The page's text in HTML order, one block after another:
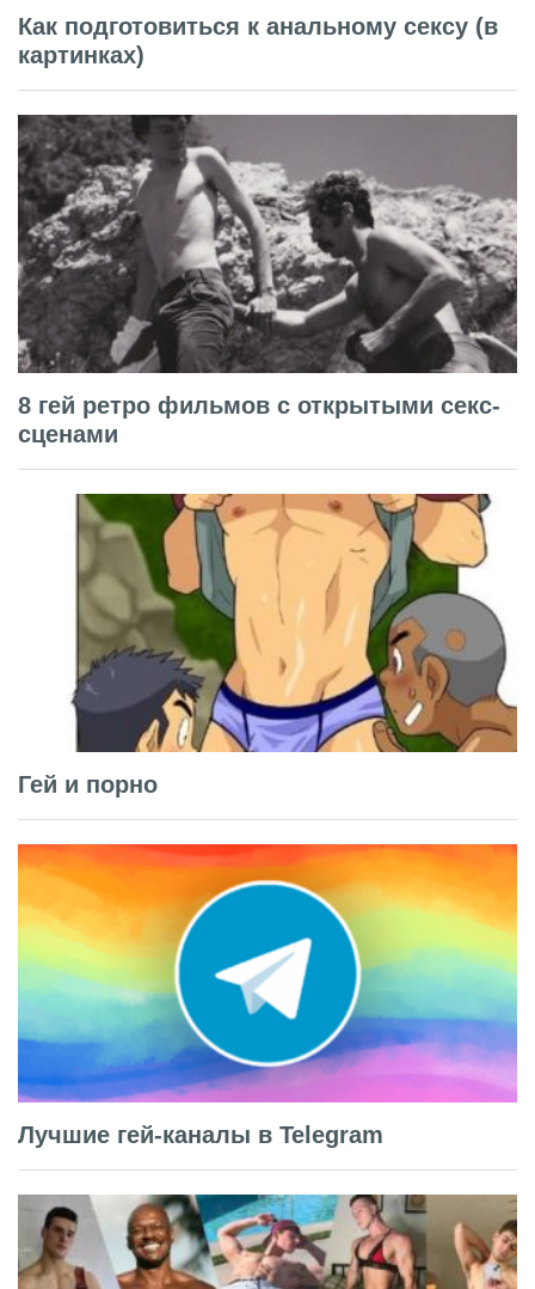
Как подготовиться к анальному сексу (в
картинках)
8 гей ретро фильмов с открытыми секс-
сценами
Гей и порно
Лучшие гей-каналы в Telegram